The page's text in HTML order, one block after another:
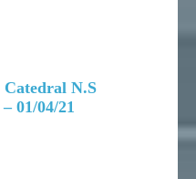
Catedral N.S
01/04/21